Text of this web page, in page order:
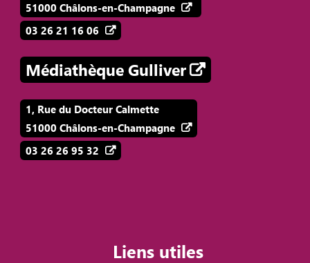
51000 Châlons-en-Champagne
03 26 21 16 06
Médiathèque Gulliver
1, Rue du Docteur Calmette
51000 Châlons-en-Champagne
03 26 26 95 32
Liens utiles